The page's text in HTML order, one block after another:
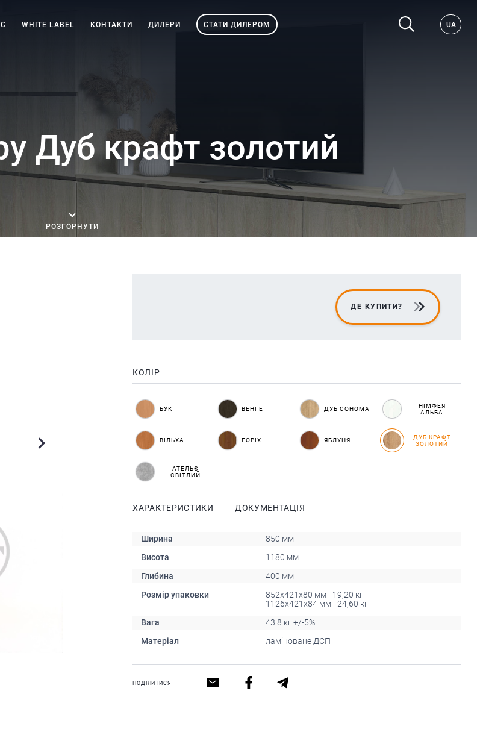
WHITE LABEL КОНТАКТИ ДИЛЕРИ СТАТИ ДИЛЕРОМ UA
Дуб крафт золотий
РОЗГОРНУТИ
ДЕ КУПИТИ?
КОЛІР
БУК ВЕНГЕ ДУБ СОНОМА
НІМФЕЯ
АЛЬБА
ВІЛЬХА ГОРІХ ЯБЛУНЯ
ДУБ КРАФТ
ЗОЛОТИЙ
АТЕЛЬЄ
СВІТЛИЙ
ХАРАКТЕРИСТИКИ ДОКУМЕНТАЦІЯ
Ширина
850 мм
Висота
1180 мм
Глибина
400 мм
Розмір упаковки
852х421х80 мм - 19,20 кг
1126х421х84 мм - 24,60 кг
Вага
43.8 кг +/-5%
Матеріал
ламіноване ДСП
ПОДІЛИТИСЯ